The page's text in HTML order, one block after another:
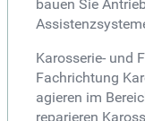
bauen Sie
Karosserie- und
Fachrichtung
agieren im
reparieren